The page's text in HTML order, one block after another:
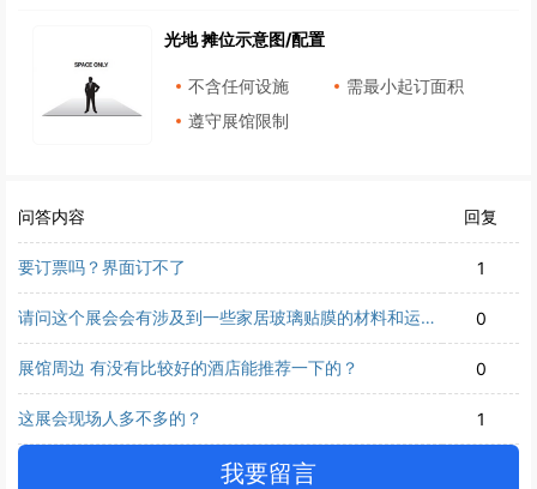
光地 摊位示意图/配置
不含任何设施
需最小起订面积
遵守展馆限制
问答内容 回复
要订票吗？界面订不了 1
请问这个展会会有涉及到一些家居玻璃贴膜的材料和运用
的展示吗？
0
展馆周边 有没有比较好的酒店能推荐一下的？ 0
这展会现场人多不多的？ 1
我要留言